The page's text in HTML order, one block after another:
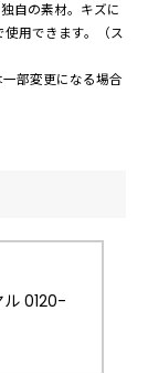
自の素材。キズに
用できます。（ス
部変更になる場合
0120-